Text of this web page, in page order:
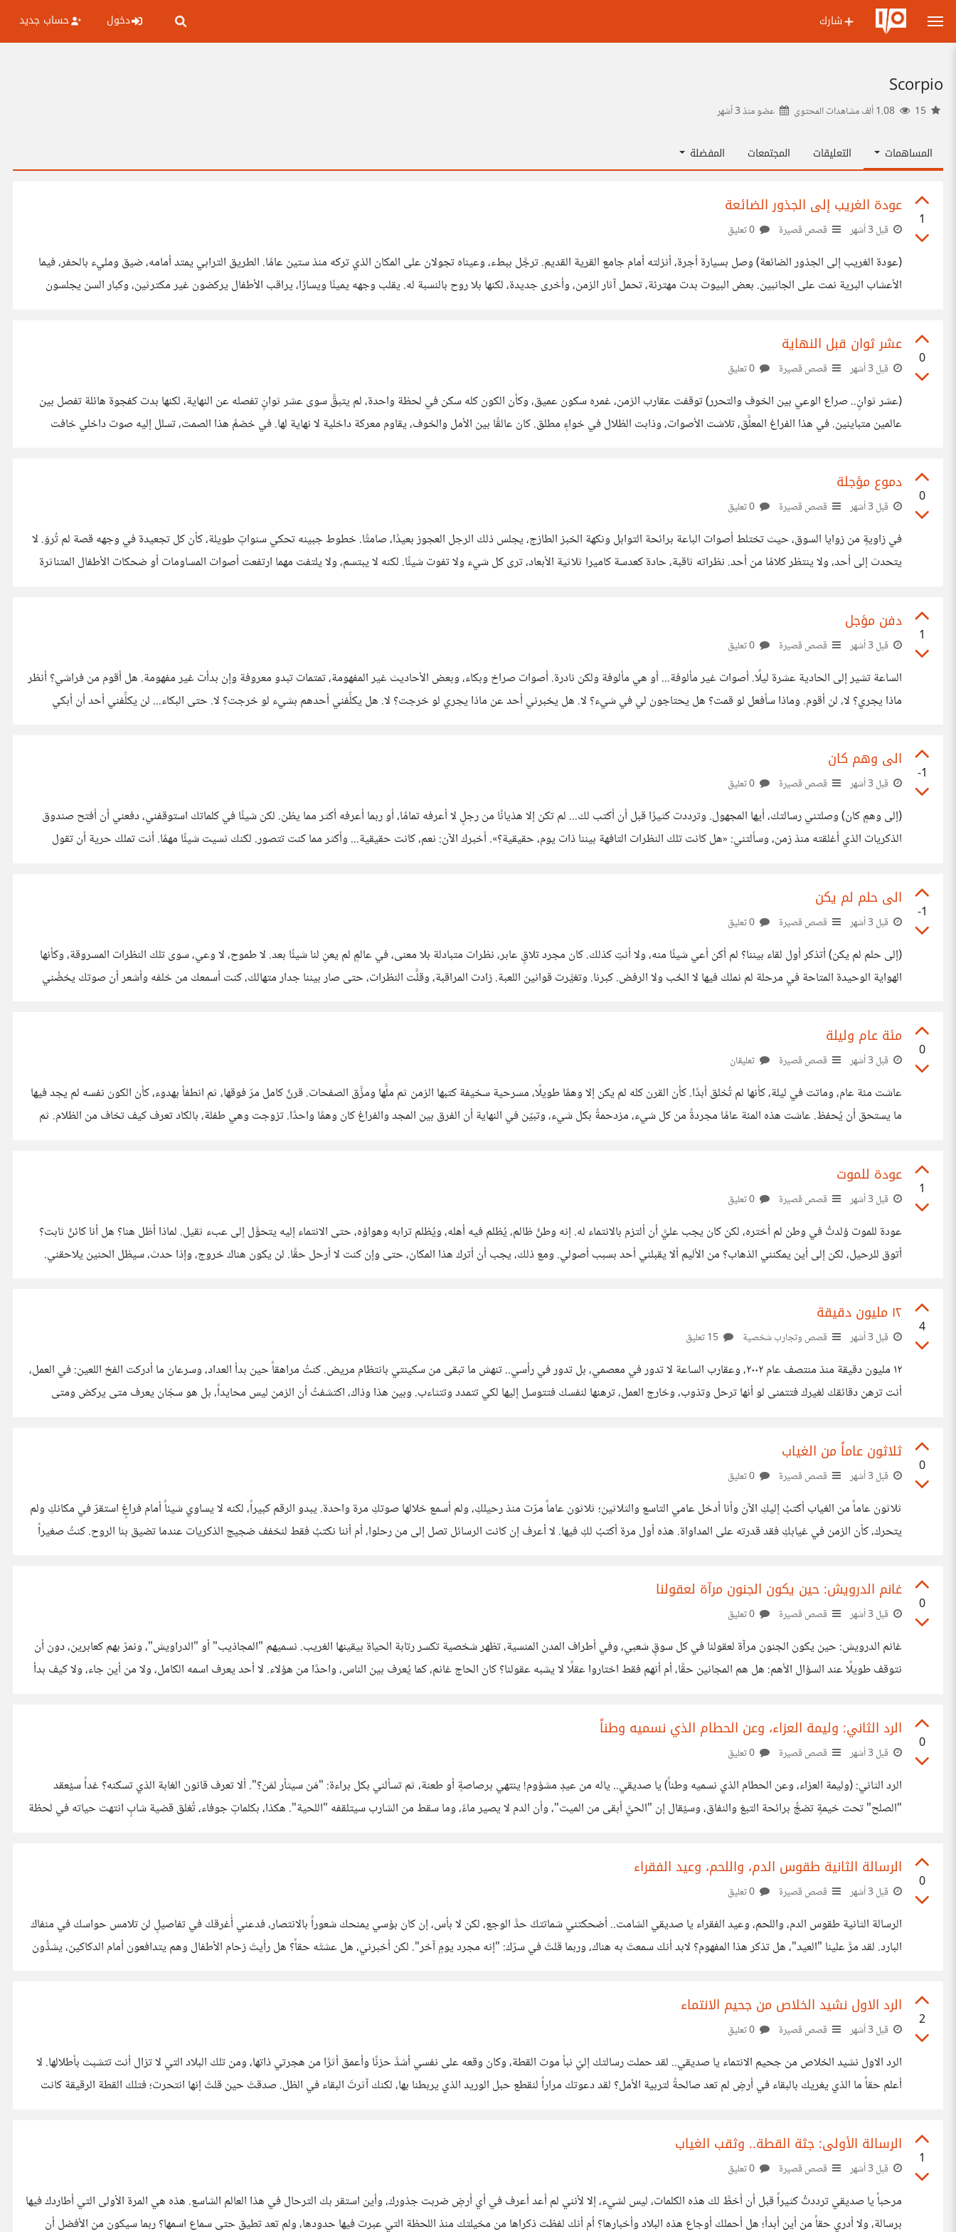
شارك دخول حساب جديد
Scorpio
عضو منذ3 أشهر
المساهمات التعليقات المجتمعات المفضلة
1
عودة الغريب إلى الجذور الضائعة
قبل 3 أشهر قصص قصيرة
(عودة الغريب إلى الجذور الضائعة) وصل بسيارة أجرة، أنزلته أمام جامع القرية القديم. ترجَّل ببطء، وعيناه تجولان على المكان الذي تركه منذ ستين عامًا. الطريق الترابي يمتد أمامه، ضيق ومليء بالحفر، فيما
الأعشاب البرية نمت على الجانبين. بعض البيوت بدت مهترئة، تحمل آثار الزمن، وأخرى جديدة، لكنها بلا روح بالنسبة له. يقلب وجهه يمينًا ويسارًا، يراقب الأطفال يركضون غير مكترثين، وكبار السن يجلسون
0
عشر ثوان قبل النهاية
قبل 3 أشهر قصص قصيرة
(عشر ثوانٍ.. صراع الوعي بين الخوف والتحرر) توقفت عقارب الزمن، غمره سكون عميق، وكأن الكون كله سكن في لحظة واحدة، لم يتبقَّ سوى عشر ثوانٍ تفصله عن النهاية، لكنها بدت كفجوة هائلة تفصل بين
عالمين متباينين. في هذا الفراغ المعلَّق، تلاشت الأصوات، وذابت الظلال في خواءٍ مطلق. كان عالقًا بين الأمل والخوف، يقاوم معركة داخلية لا نهاية لها. في خضمِّ هذا الصمت، تسلل إليه صوت داخلي خافت
0
دموع مؤجلة
قبل 3 أشهر قصص قصيرة
في زاويةٍ من زوايا السوق، حيث تختلط أصوات الباعة برائحة التوابل ونكهة الخبز الطازج، يجلس ذلك الرجل العجوز بعيدًا، صامتًا. خطوط جبينه تحكي سنواتٍ طويلة، كأن كل تجعيدة في وجهه قصة لم تُروَ. لا
يتحدث إلى أحد، ولا ينتظر كلامًا من أحد. نظراته ثاقبة، حادة كعدسة كاميرا ثلاثية الأبعاد، ترى كل شيء ولا تفوت شيئًا. لكنه لا يبتسم، ولا يلتفت مهما ارتفعت أصوات المساومات أو ضحكات الأطفال المتناثرة
1
دفن مؤجل
قبل 3 أشهر قصص قصيرة
الساعة تشير إلى الحادية عشرة ليلًا. أصوات غير مألوفة... أو هي مألوفة ولكن نادرة. أصوات صراخ وبكاء، وبعض الأحاديث غير المفهومة، تمتمات تبدو معروفة وإن بدأت غير مفهومة. هل أقوم من فراشي؟ أنظر
ماذا يجري؟ لا، لن أقوم. وماذا سأفعل لو قمت؟ هل يحتاجون لي في شيء؟ لا. هل يخبرني أحد عن ماذا يجري لو خرجت؟ لا. هل يكلِّفني أحدهم بشيء لو خرجت؟ لا. حتى البكاء... لن يكلِّفني أحد أن أبكي
-1
الى وهم كان
قبل 3 أشهر قصص قصيرة
(إلى وهمٍ كان) وصلتني رسالتك، أيها المجهول. وترددت كثيرًا قبل أن أكتب لك... لم تكن إلا هذيانًا من رجلٍ لا أعرفه تمامًا، أو ربما أعرفه أكثر مما يظن. لكن شيئًا في كلماتك استوقفني، دفعني أن أفتح صندوق
الذكريات الذي أغلقته منذ زمن، وسألتني: «هل كانت تلك النظرات التافهة بيننا ذات يوم، حقيقية؟». أخبرك الآن: نعم، كانت حقيقية... وأكثر مما كنت تتصور. لكنك نسيت شيئًا مهمًا. أنت تملك حرية أن تقول
-1
الى حلم لم يكن
قبل 3 أشهر قصص قصيرة
(إلى حلم لم يكن) أتذكر أول لقاء بيننا؟ لم أكن أعي شيئًا منه، ولا أنتِ كذلك. كان مجرد تلاقٍ عابر، نظرات متبادلة بلا معنى، في عالمٍ لم يعنِ لنا شيئًا بعد. لا طموح، لا وعي، سوى تلك النظرات المسروقة، وكأنها
الهواية الوحيدة المتاحة في مرحلة لم نملك فيها لا الحُب ولا الرفض. كبرنا. وتغيَّرت قوانين اللعبة. زادت المراقبة، وقلَّت النظرات، حتى صار بيننا جدار متهالك، كنت أسمعك من خلفه وأشعر أن صوتك يخصُّني
0
مئة عام وليلة
قبل 3 أشهر قصص قصيرة تعليقان
عاشت مئة عام، وماتت في ليلة، كأنها لم تُخلق أبدًا. كأن القرن كله لم يكن إلا وهمًا طويلًا، مسرحية سخيفة كتبها الزمن ثم ملَّها ومزَّق الصفحات. قرنٌ كامل مرّ فوقها، ثم انطفأ بهدوء، كأن الكون نفسه لم يجد فيها
ما يستحق أن يُحفظ. عاشت هذه المئة عامًا مجردةً من كل شيء، مزدحمةً بكل شيء، وتبيّن في النهاية أن الفرق بين المجد والفراغ كان وهمًا واحدًا. تزوجت وهي طفلة، بالكاد تعرف كيف تخاف من الظلام. ثم
1
عودة للموت
قبل 3 أشهر قصص قصيرة
عودة للموت وُلدتُ في وطن لم أختره، لكن كان يجب عليَّ أن ألتزم بالانتماء له. إنه وطنٌ ظالم، يُظلم فيه أهله، ويُظلم ترابه وهواؤه، حتى الانتماء إليه يتحوَّل إلى عبء ثقيل. لماذا أظل هنا؟ هل أنا كائنٌ ثابت؟
أتوق للرحيل، لكن إلى أين يمكنني الذهاب؟ من الأليم ألا يقبلني أحد بسبب أصولي. ومع ذلك، يجب أن أترك هذا المكان، حتى وإن كنت لا أرحل حقًا. لن يكون هناك خروج، وإذا حدث، سيظل الحنين يلاحقني.
4
١٢ مليون دقيقة
قبل 3 أشهر قصص وتجارب شخصية
١٢ مليون دقيقة ​منذ منتصف عام ٢٠٠٢، وعقارب الساعة لا تدور في معصمي، بل تدور في رأسي.. تنهش ما تبقى من سكينتي بانتظام مريض. كنتُ مراهقاً حين بدأ العداد، وسرعان ما أدركت الفخ اللعين: في العمل،
أنت ترهن دقائقك لغيرك فتتمنى لو أنها ترحل وتذوب، وخارج العمل، ترهنها لنفسك فتتوسل إليها لكي تتمدد وتتثاءب. وبين هذا وذاك، اكتشفتُ أن الزمن ليس محايداً، بل هو سجّان يعرف متى يركض ومتى
0
ثلاثون عاماً من الغياب
قبل 3 أشهر قصص قصيرة
ثلاثون عاماً من الغياب ​أكتبُ إليكِ الآن وأنا أدخل عامي التاسع والثلاثين؛ ثلاثون عاماً مرّت منذ رحيلكِ، ولم أسمع خلالها صوتكِ مرة واحدة. يبدو الرقم كبيراً، لكنه لا يساوي شيئاً أمام فراغٍ استقرّ في مكانكِ ولم
يتحرك، كأن الزمن في غيابكِ فقد قدرته على المداواة. ​هذه أول مرة أكتبُ لكِ فيها. لا أعرف إن كانت الرسائل تصل إلى من رحلوا، أم أننا نكتبُ فقط لنخفف ضجيج الذكريات عندما تضيق بنا الروح. كنتُ صغيراً
0
غانم الدرويش: حين يكون الجنون مرآة لعقولنا
قبل 3 أشهر قصص قصيرة
غانم الدرويش: حين يكون الجنون مرآة لعقولنا في كل سوقٍ شعبي، وفي أطراف المدن المنسية، تظهر شخصية تكسر رتابة الحياة بيقينها الغريب. نسميهم "المجاذيب" أو "الدراويش"، ونمرّ بهم كعابرين، دون أن
نتوقف طويلًا عند السؤال الأهم: هل هم المجانين حقًا، أم أنهم فقط اختاروا عقلًا لا يشبه عقولنا؟ كان الحاج غانم، كما يُعرف بين الناس، واحدًا من هؤلاء. لا أحد يعرف اسمه الكامل، ولا من أين جاء، ولا كيف بدأ
0
الرد الثاني: وليمة العزاء، وعن الحطام الذي نسميه وطناً
قبل 3 أشهر قصص قصيرة
الرد الثاني: (وليمة العزاء، وعن الحطام الذي نسميه وطناً) ​يا صديقي.. ​ياله من عيدٍ مشؤوم! ينتهي برصاصةٍ أو طعنة، ثم تسألني بكل براءة: "مَن سيثأر لمَن؟". ألا تعرف قانون الغابة الذي تسكنه؟ غداً سيُعقد
"الصلح" تحت خيمةٍ تضجُّ برائحة التبغ والنفاق، وسيُقال إن "الحيَّ أبقى من الميت"، وأن الدم لا يصير ماءً، وما سقط من الشارب سيتلقفه "اللحية". هكذا، بكلماتٍ جوفاء، تُغلق قضية شابٍ انتهت حياته في لحظة
0
الرسالة الثانية طقوس الدم، واللحم، وعيد الفقراء
قبل 3 أشهر قصص قصيرة
الرسالة الثانية طقوس الدم، واللحم، وعيد الفقراء ​يا صديقي الشامت.. ​أضحكتني شماتتكَ حدَّ الوجع، لكن لا بأس، إن كان بؤسي يمنحك شعوراً بالانتصار، فدعني أُغرقك في تفاصيلٍ لن تلامس حواسك في منفاك
البارد. ​لقد مرَّ علينا "العيد"، هل تذكر هذا المفهوم؟ لابد أنك سمعتَ به هناك، وربما قلتَ في سرّك: "إنه مجرد يومٍ آخر". لكن أخبرني، هل عشتَه حقاً؟ هل رأيتَ زحام الأطفال وهم يتدافعون أمام الدكاكين، يشدُّون
2
الرد الاول نشيد الخلاص من جحيم الانتماء
قبل 3 أشهر قصص قصيرة
الرد الاول نشيد الخلاص من جحيم الانتماء ​يا صديقي.. ​لقد حملت رسالتك إليّ نبأ موت القطة، وكان وقعه على نفسي أشدَّ حزنًا وأعمق أثرًا من هجرتي ذاتها، ومن تلك البلاد التي لا تزال أنت تتشبث بأطلالها. لا
أعلم حقاً ما الذي يغريك بالبقاء في أرضٍ لم تعد صالحةً لتربية الأمل؟ لقد دعوتك مراراً لنقطع حبل الوريد الذي يربطنا بها، لكنك آثرتَ البقاء في الظل. ​صدقتَ حين قلتَ إنها انتحرت؛ فتلك القطة الرقيقة كانت
1
الرسالة الأولى: جثة القطة.. وثقب الغياب
قبل 3 أشهر قصص قصيرة
مرحباً يا صديقي ترددتُ كثيراً قبل أن أخطَّ لك هذه الكلمات، ليس لشيء، إلا لأنني لم أعد أعرف في أي أرضٍ ضربت جذورك، وأين استقر بك الترحال في هذا العالم الشاسع. هذه هي المرة الأولى التي أطاردك فيها
برسالة، ولا أدري حقاً من أين أبدأ؛ هل أحملك أوجاع هذه البلاد وأخبارها؟ أم أنك لفظت ذكراها من مخيلتك منذ اللحظة التي عبرت فيها حدودها، ولم تعد تطيق حتى سماع اسمها؟ ربما سيكون من الأفضل أن